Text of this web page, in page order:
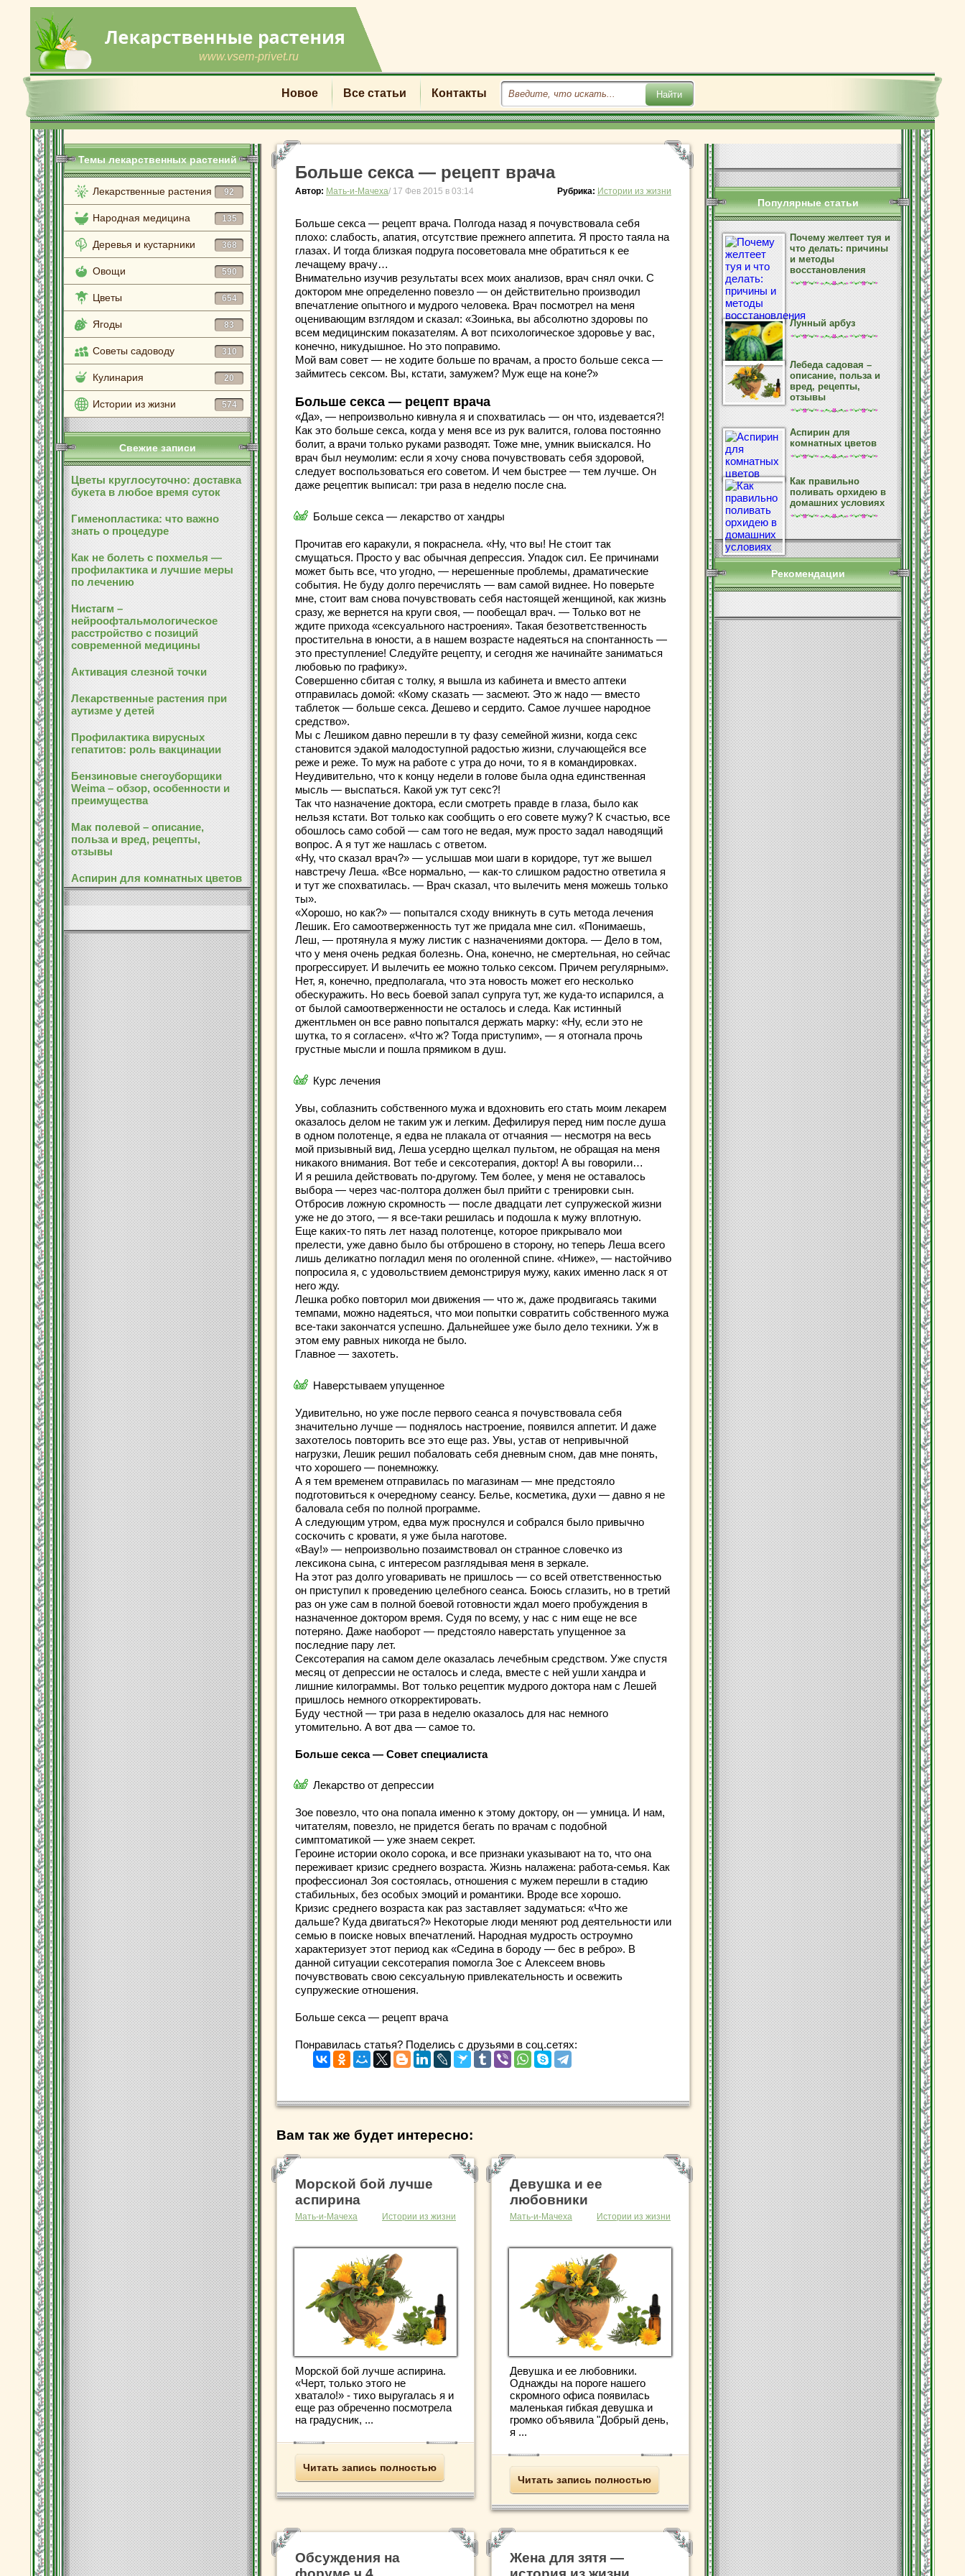
www.vsem-privet.ru
Новое Все статьи Контакты
Темы лекарственных растений
Лекарственные растения 92
Народная медицина 135
Деревья и кустарники 368
Овощи 590
Цветы 654
Ягоды 83
Советы садоводу 310
Кулинария 20
Истории из жизни 574
Свежие записи
Цветы круглосуточно: доставка
букета в любое время суток
Гименопластика: что важно
знать о процедуре
Как не болеть с похмелья —
профилактика и лучшие меры
по лечению
Нистагм –
нейроофтальмологическое
расстройство с позиций
современной медицины
Активация слезной точки
Лекарственные растения при
аутизме у детей
Профилактика вирусных
гепатитов: роль вакцинации
Бензиновые снегоуборщики
Weima – обзор, особенности и
преимущества
Мак полевой – описание,
польза и вред, рецепты,
отзывы
Аспирин для комнатных цветов
Больше секса — рецепт врача
Автор: Мать-и-Мачеха/ 17 Фев 2015 в 03:14 Рубрика: Истории из жизни
Больше секса — рецепт врача. Полгода назад я почувствовала себя
плохо: слабость, апатия, отсутствие прежнего аппетита. Я просто таяла на
глазах. И тогда близкая подруга посоветовала мне обратиться к ее
лечащему врачу…
Внимательно изучив результаты всех моих анализов, врач снял очки. С
доктором мне определенно повезло — он действительно производил
впечатление опытного и мудрого человека. Врач посмотрел на меня
оценивающим взглядом и сказал: «Зоинька, вы абсолютно здоровы по
всем медицинским показателям. А вот психологическое здоровье у вас,
конечно, никудышное. Но это поправимо.
Мой вам совет — не ходите больше по врачам, а просто больше секса —
займитесь сексом. Вы, кстати, замужем? Муж еще на коне?»
Больше секса — рецепт врача
«Да», — непроизвольно кивнула я и спохватилась — он что, издевается?!
Как это больше секса, когда у меня все из рук валится, голова постоянно
болит, а врачи только руками разводят. Тоже мне, умник выискался. Но
врач был неумолим: если я хочу снова почувствовать себя здоровой,
следует воспользоваться его советом. И чем быстрее — тем лучше. Он
даже рецептик выписал: три раза в неделю после сна.
Больше секса — лекарство от хандры
Прочитав его каракули, я покраснела. «Ну, что вы! Не стоит так
смущаться. Просто у вас обычная депрессия. Упадок сил. Ее причинами
может быть все, что угодно, — нерешенные проблемы, драматические
события. Не буду долго перечислять — вам самой виднее. Но поверьте
мне, стоит вам снова почувствовать себя настоящей женщиной, как жизнь
сразу, же вернется на круги своя, — пообещал врач. — Только вот не
ждите прихода «сексуального настроения». Такая безответственность
простительна в юности, а в нашем возрасте надеяться на спонтанность —
это преступление! Следуйте рецепту, и сегодня же начинайте заниматься
любовью по графику».
Совершенно сбитая с толку, я вышла из кабинета и вместо аптеки
отправилась домой: «Кому сказать — засмеют. Это ж надо — вместо
таблеток — больше секса. Дешево и сердито. Самое лучшее народное
средство».
Мы с Лешиком давно перешли в ту фазу семейной жизни, когда секс
становится эдакой малодоступной радостью жизни, случающейся все
реже и реже. То муж на работе с утра до ночи, то я в командировках.
Неудивительно, что к концу недели в голове была одна единственная
мысль — выспаться. Какой уж тут секс?!
Так что назначение доктора, если смотреть правде в глаза, было как
нельзя кстати. Вот только как сообщить о его совете мужу? К счастью, все
обошлось само собой — сам того не ведая, муж просто задал наводящий
вопрос. А я тут же нашлась с ответом.
«Ну, что сказал врач?» — услышав мои шаги в коридоре, тут же вышел
навстречу Леша. «Все нормально, — как-то слишком радостно ответила я
и тут же спохватилась. — Врач сказал, что вылечить меня можешь только
ты».
«Хорошо, но как?» — попытался сходу вникнуть в суть метода лечения
Лешик. Его самоотверженность тут же придала мне сил. «Понимаешь,
Леш, — протянула я мужу листик с назначениями доктора. — Дело в том,
что у меня очень редкая болезнь. Она, конечно, не смертельная, но сейчас
прогрессирует. И вылечить ее можно только сексом. Причем регулярным».
Нет, я, конечно, предполагала, что эта новость может его несколько
обескуражить. Но весь боевой запал супруга тут, же куда-то испарился, а
от былой самоотверженности не осталось и следа. Как истинный
джентльмен он все равно попытался держать марку: «Ну, если это не
шутка, то я согласен». «Что ж? Тогда приступим», — я отогнала прочь
грустные мысли и пошла прямиком в душ.
Курс лечения
Увы, соблазнить собственного мужа и вдохновить его стать моим лекарем
оказалось делом не таким уж и легким. Дефилируя перед ним после душа
в одном полотенце, я едва не плакала от отчаяния — несмотря на весь
мой призывный вид, Леша усердно щелкал пультом, не обращая на меня
никакого внимания. Вот тебе и сексотерапия, доктор! А вы говорили…
И я решила действовать по-другому. Тем более, у меня не оставалось
выбора — через час-полтора должен был прийти с тренировки сын.
Отбросив ложную скромность — после двадцати лет супружеской жизни
уже не до этого, — я все-таки решилась и подошла к мужу вплотную.
Еще каких-то пять лет назад полотенце, которое прикрывало мои
прелести, уже давно было бы отброшено в сторону, но теперь Леша всего
лишь деликатно погладил меня по оголенной спине. «Ниже», — настойчиво
попросила я, с удовольствием демонстрируя мужу, каких именно ласк я от
него жду.
Лешка робко повторил мои движения — что ж, даже продвигаясь такими
темпами, можно надеяться, что мои попытки совратить собственного мужа
все-таки закончатся успешно. Дальнейшее уже было дело техники. Уж в
этом ему равных никогда не было.
Главное — захотеть.
Наверстываем упущенное
Удивительно, но уже после первого сеанса я почувствовала себя
значительно лучше — поднялось настроение, появился аппетит. И даже
захотелось повторить все это еще раз. Увы, устав от непривычной
нагрузки, Лешик решил побаловать себя дневным сном, дав мне понять,
что хорошего — понемножку.
А я тем временем отправилась по магазинам — мне предстояло
подготовиться к очередному сеансу. Белье, косметика, духи — давно я не
баловала себя по полной программе.
А следующим утром, едва муж проснулся и собрался было привычно
соскочить с кровати, я уже была наготове.
«Bay!» — непроизвольно позаимствовал он странное словечко из
лексикона сына, с интересом разглядывая меня в зеркале.
На этот раз долго уговаривать не пришлось — со всей ответственностью
он приступил к проведению целебного сеанса. Боюсь сглазить, но в третий
раз он уже сам в полной боевой готовности ждал моего пробуждения в
назначенное доктором время. Судя по всему, у нас с ним еще не все
потеряно. Даже наоборот — предстояло наверстать упущенное за
последние пару лет.
Сексотерапия на самом деле оказалась лечебным средством. Уже спустя
месяц от депрессии не осталось и следа, вместе с ней ушли хандра и
лишние килограммы. Вот только рецептик мудрого доктора нам с Лешей
пришлось немного откорректировать.
Буду честной — три раза в неделю оказалось для нас немного
утомительно. А вот два — самое то.
Больше секса — Совет специалиста
Лекарство от депрессии
Зое повезло, что она попала именно к этому доктору, он — умница. И нам,
читателям, повезло, не придется бегать по врачам с подобной
симптоматикой — уже знаем секрет.
Героине истории около сорока, и все признаки указывают на то, что она
переживает кризис среднего возраста. Жизнь налажена: работа-семья. Как
профессионал Зоя состоялась, отношения с мужем перешли в стадию
стабильных, без особых эмоций и романтики. Вроде все хорошо.
Кризис среднего возраста как раз заставляет задуматься: «Что же
дальше? Куда двигаться?» Некоторые люди меняют род деятельности или
семью в поиске новых впечатлений. Народная мудрость остроумно
характеризует этот период как «Седина в бороду — бес в ребро». В
данной ситуации сексотерапия помогла Зое с Алексеем вновь
почувствовать свою сексуальную привлекательность и освежить
супружеские отношения.
Больше секса — рецепт врача
Понравилась статья? Поделись с друзьями в соц.сетях:
Вам так же будет интересно:
Морской бой лучше
аспирина
Мать-и-Мачеха Истории из жизни
Морской бой лучше аспирина.
«Черт, только этого не
хватало!» - тихо выругалась я и
еще раз обреченно посмотрела
на градусник, ...
Читать запись полностью
Девушка и ее
любовники
Мать-и-Мачеха Истории из жизни
Девушка и ее любовники.
Однажды на пороге нашего
скромного офиса появилась
маленькая гибкая девушка и
громко объявила "Добрый день,
я ...
Читать запись полностью
Обсуждения на
Жена для зятя —
Популярные статьи
Почему желтеет туя и
что делать: причины
и методы
восстановления
Лунный арбуз
Лебеда садовая –
описание, польза и
вред, рецепты,
отзывы
Аспирин для
комнатных цветов
Как правильно
поливать орхидею в
домашних условиях
Рекомендации